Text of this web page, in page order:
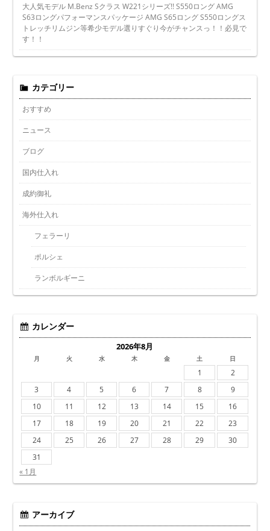
大人気モデル M.Benz Sクラス W221シリーズ!! S550ロング AMG
S63ロングパフォーマンスパッケージ AMG S65ロング S550ロングス
トレッチリムジン等希少モデル選りすぐり今がチャンスっ！！必見で
す！！
カテゴリー
おすすめ
ニュース
ブログ
国内仕入れ
成約御礼
海外仕入れ
フェラーリ
ポルシェ
ランボルギーニ
カレンダー
2026年8月
月 火 水 木 金 土 日
1
2
3
4 5 6 7 8
9
10
11 12 13 14 15
16
17
18 19 20 21 22
23
24
25 26 27 28 29
30
31
« 1月
アーカイブ